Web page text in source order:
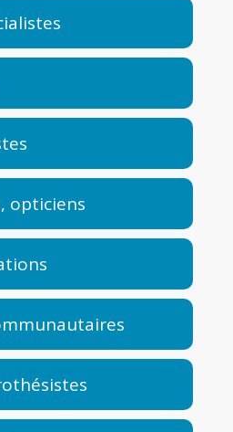
opticiens